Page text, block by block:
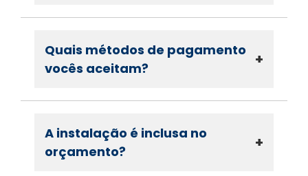
Quais métodos de pagamento
vocês aceitam?
+
A instalação é inclusa no
orçamento?
+